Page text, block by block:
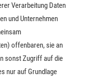
Verarbeitung Daten
und Unternehmen
offenbaren, sie an
sonst Zugriff auf die
nur auf Grundlage